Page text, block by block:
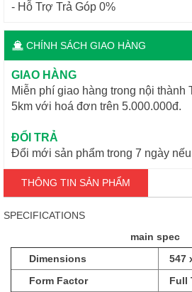
- Hỗ Trợ Trả Góp 0%
CHÍNH SÁCH GIAO HÀNG
GIAO HÀNG
Miễn phí giao hàng trong nội thành
5km với hoá đơn trên 5.000.000đ.
ĐỔI TRẢ
Đổi mới sản phẩm trong 7 ngày
THÔNG TIN SẢN PHẨM
SPECIFICATIONS
main spec
Dimensions
547
Form Factor
Full